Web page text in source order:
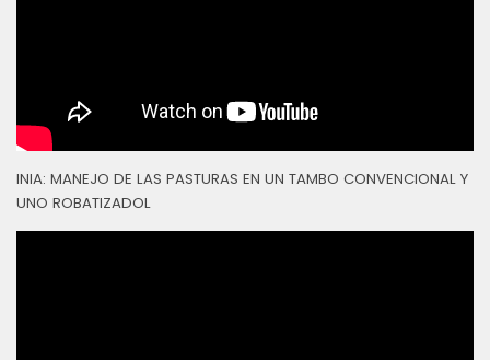
INIA: MANEJO DE LAS PASTURAS EN UN TAMBO CONVENCIONAL Y
UNO ROBATIZADOL